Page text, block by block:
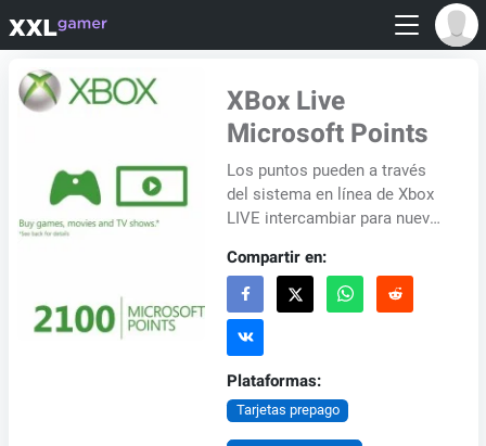
XBox Live
Microsoft Points
Los puntos pueden a través
del sistema en línea de Xbox
LIVE intercambiar para nuevas
como nuevas armas, mapas y
otras m...
Compartir en:
Plataformas:
Tarjetas prepago